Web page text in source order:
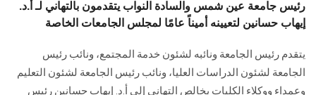
رئيس جامعة عين شمس والسادة النواب يتقدمون بالتهاني لـ أ.د.
إيهاب حسانين لتعيينه أميناً عامًا لمجلس الجامعات الخاصة
يتقدم رئيس الجامعة ونائبه لشئون خدمة المجتمع، ونائب رئيس
الجامعة لشئون الدراسات العليا، ونائب رئيس الجامعة لشئون التعليم
وعمداء ووكلاء الكليات بخالص التهاني إلى أ.د. إيهاب حسانين رئيس